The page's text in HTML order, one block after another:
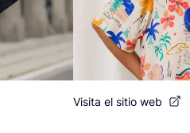
Visita el sitio web